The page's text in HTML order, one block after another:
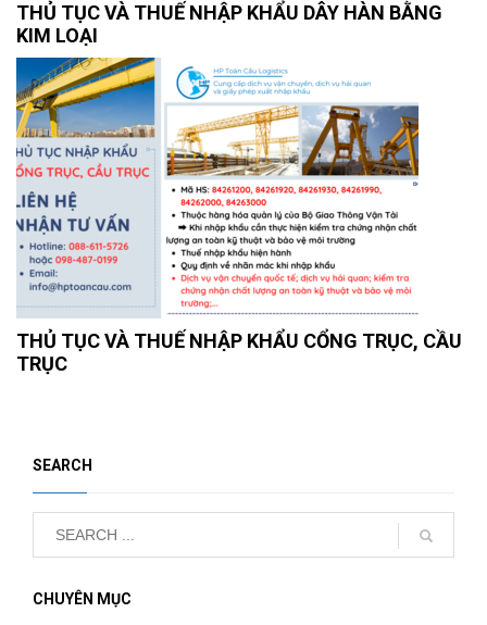
THỦ TỤC VÀ THUẾ NHẬP KHẨU DÂY HÀN BẰNG
KIM LOẠI
THỦ TỤC VÀ THUẾ NHẬP KHẨU CỔNG TRỤC, CẦU
TRỤC
SEARCH
CHUYÊN MỤC